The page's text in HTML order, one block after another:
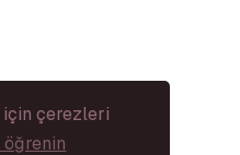
için çerezleri
öğrenin